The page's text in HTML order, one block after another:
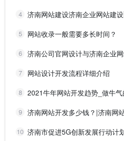
4
5 网站收录一般需要多长时间？
6 济南公司官网设计与济南企业
7 网站设计开发流程详细介绍
8 2021牛年网站开发趋势_做牛
9
10